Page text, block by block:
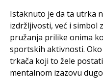
Istaknuto je da ta utrka
izdržljivosti, već i simbol
pružanja prilike onima
sportskih aktivnosti.
trkača koji to žele
mentalnom izazovu